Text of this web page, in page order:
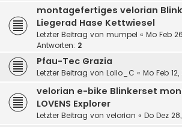
montagefertiges velorian
Liegerad Hase Kettwiesel
Letzter Beitrag von mumpel « Mo Feb
Antworten: 2
Pfau-Tec Grazia
Letzter Beitrag von Lollo_C « Mo Feb
velorian e-bike Blinkerset
LOVENS Explorer
Letzter Beitrag von velorian « Do Dez